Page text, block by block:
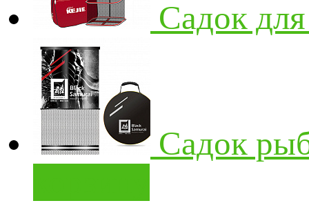
Садок
Садок